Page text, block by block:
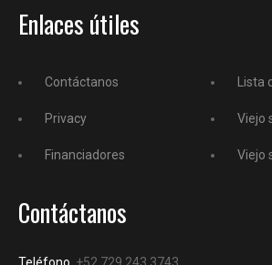
Enlaces útiles
Contáctanos
Privacy
Financiadores
Lista
Viejo
Viejo
Contáctanos
Teléfono +52 729 243 3743